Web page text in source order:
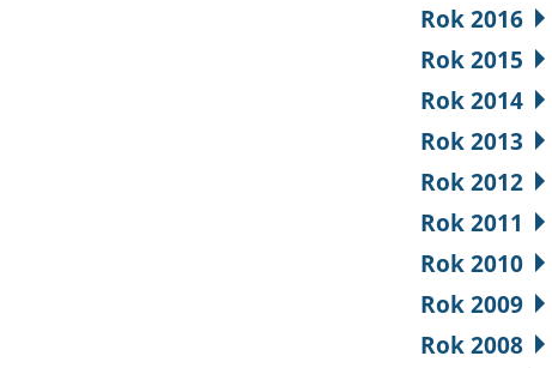
Rok 2016
Rok 2015
Rok 2014
Rok 2013
Rok 2012
Rok 2011
Rok 2010
Rok 2009
Rok 2008